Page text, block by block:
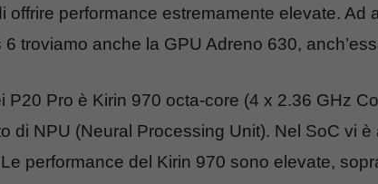
offrire performance estremamente elevate. Ad
troviamo anche la GPU Adreno 630,
P20 Pro è Kirin 970 octa-core (4 x 2.36 GHz
di NPU (Neural Processing Unit). Nel SoC vi
performance del Kirin 970 sono elevate,